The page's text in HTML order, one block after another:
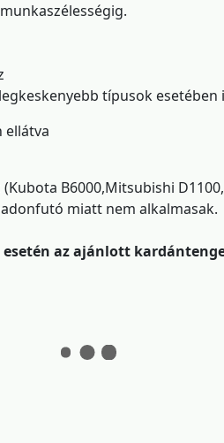
típusok esetében
ellátva
B6000,Mitsubishi
miatt nem alkalmasak.
az ajánlott